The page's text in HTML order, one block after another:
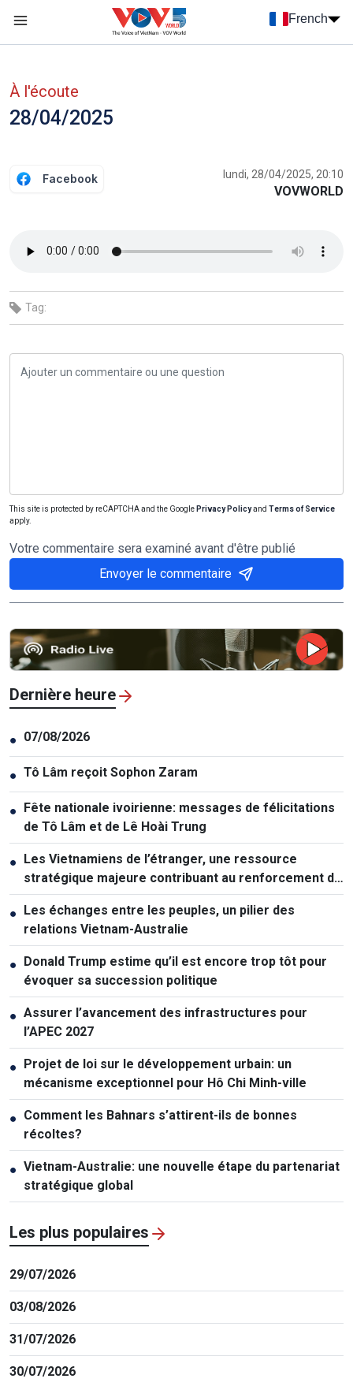
French
À l'écoute
28/04/2025
Facebook lundi, 28/04/2025, 20:10
VOVWORLD
Tag:
This site is protected by reCAPTCHA and the Google Privacy Policyand Terms of Service
apply.
Votre commentaire sera examiné avant d'être publié
Envoyer le commentaire
Dernière heure
● 07/08/2026
● Tô Lâm reçoit Sophon Zaram
● Fête nationale ivoirienne: messages de félicitations
de Tô Lâm et de Lê Hoài Trung
● Les Vietnamiens de l’étranger, une ressource
stratégique majeure contribuant au renforcement de
la puissance nationale
● Les échanges entre les peuples, un pilier des
relations Vietnam-Australie
● Donald Trump estime qu’il est encore trop tôt pour
évoquer sa succession politique
● Assurer l’avancement des infrastructures pour
l’APEC 2027
● Projet de loi sur le développement urbain: un
mécanisme exceptionnel pour Hô Chi Minh-ville
● Comment les Bahnars s’attirent-ils de bonnes
récoltes?
● Vietnam-Australie: une nouvelle étape du partenariat
stratégique global
Les plus populaires
29/07/2026
03/08/2026
31/07/2026
30/07/2026